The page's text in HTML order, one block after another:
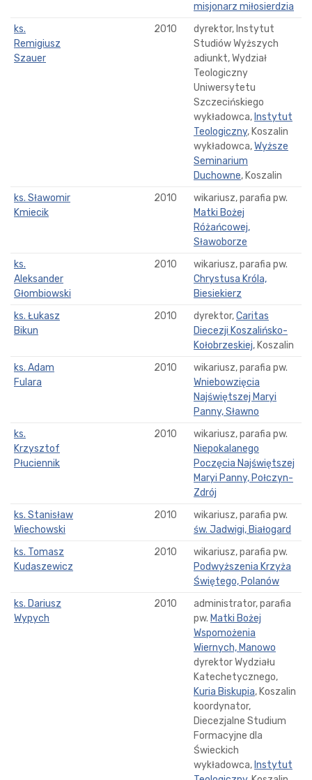
misjonarz miłosierdzia
ks.
Remigiusz
Szauer
2010
dyrektor, Instytut
Studiów Wyższych
adiunkt, Wydział
Teologiczny
Uniwersytetu
Szczecińskiego
wykładowca, Instytut
Teologiczny, Koszalin
wykładowca,Wyższe
Seminarium
Duchowne, Koszalin
ks. Sławomir
Kmiecik
2010
wikariusz, parafia pw.
Matki Bożej
Różańcowej,
Sławoborze
ks.
Aleksander
Głombiowski
2010
wikariusz, parafia pw.
Chrystusa Króla,
Biesiekierz
ks. Łukasz
Bikun
2010 dyrektor,Caritas
Diecezji Koszalińsko-
Kołobrzeskiej, Koszalin
ks. Adam
Fulara
2010
wikariusz, parafia pw.
Wniebowzięcia
Najświętszej Maryi
Panny, Sławno
ks.
Krzysztof
Płuciennik
2010
wikariusz, parafia pw.
Niepokalanego
Poczęcia Najświętszej
Maryi Panny, Połczyn-
Zdrój
ks. Stanisław
Wiechowski
2010
wikariusz, parafia pw.
św. Jadwigi, Białogard
ks. Tomasz
Kudaszewicz
2010
wikariusz, parafia pw.
Podwyższenia Krzyża
Świętego, Polanów
ks. Dariusz
Wypych
2010
administrator, parafia
pw. Matki Bożej
Wspomożenia
Wiernych, Manowo
dyrektor Wydziału
Katechetycznego,
Kuria Biskupia, Koszalin
koordynator,
Diecezjalne Studium
Formacyjne dla
Świeckich
wykładowca, Instytut